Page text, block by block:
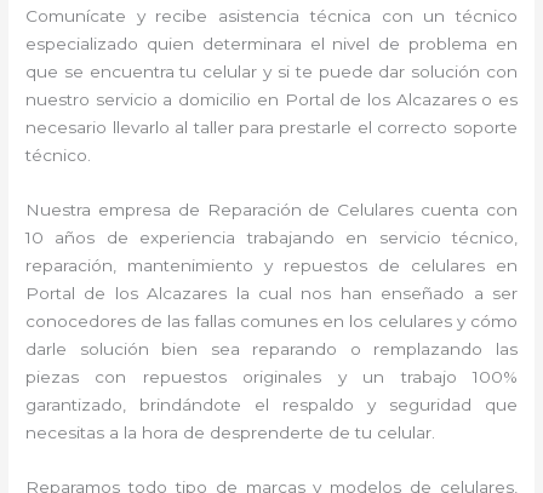
Comunícate y recibe asistencia técnica con un técnico
especializado quien determinara el nivel de problema en
que se encuentra tu celular y si te puede dar solución con
nuestro servicio a domicilio en Portal de los Alcazares o es
necesario llevarlo al taller para prestarle el correcto soporte
técnico.
Nuestra empresa de Reparación de Celulares cuenta con
10 años de experiencia trabajando en servicio técnico,
reparación, mantenimiento y repuestos de celulares en
Portal de los Alcazares la cual nos han enseñado a ser
conocedores de las fallas comunes en los celulares y cómo
darle solución bien sea reparando o remplazando las
piezas con repuestos originales y un trabajo 100%
garantizado, brindándote el respaldo y seguridad que
necesitas a la hora de desprenderte de tu celular.
Reparamos todo tipo de marcas y modelos de celulares,